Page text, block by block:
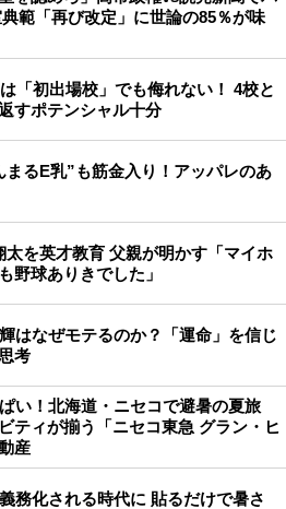
典範「再び改定」に世論の85％が味
「初出場校」でも侮れない！ 4校と
すポテンシャル十分
まるE乳”も筋金入り！アッパレのあ
太を英才教育 父親が明かす「マイホ
野球ありきでした」
はなぜモテるのか？「運命」を信じ
考
い！北海道・ニセコで避暑の夏旅
ティが揃う「ニセコ東急 グラン・ヒ
産
務化される時代に 貼るだけで暑さ